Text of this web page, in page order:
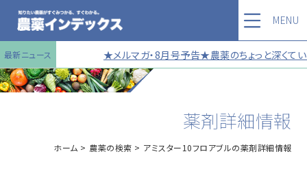
最新ニュース ★メルマガ・8月号予告★農薬のちょっと深
MENU
薬剤詳細情報
ホーム 農薬の検索 アミスター10フロアブルの薬剤詳細情報